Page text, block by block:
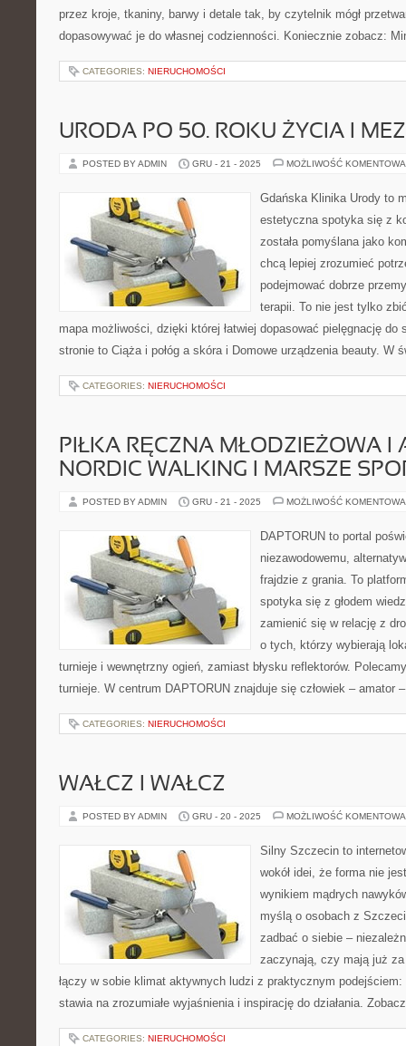
przez kroje, tkaniny, barwy i detale tak, by czytelnik mógł
dopasowywać je do własnej codzienności. Koniecznie zobacz:
CATEGORIES: NIERUCHOMOŚCI
URODA PO 50. ROKU ŻYCIA I
POSTED BY ADMIN GRU - 21 - 2025 MOŻLIWOŚĆ
Gdańska Klinika Urody to
estetyczna spotyka się z
została pomyślana jako
chcą lepiej zrozumieć
podejmować dobrze
terapii. To nie jest tylko
mapa możliwości, dzięki której łatwiej dopasować pielęgnację
stronie to Ciąża i połóg a skóra i Domowe urządzenia beauty.
CATEGORIES: NIERUCHOMOŚCI
PIŁKA RĘCZNA MŁODZIEŻOWA I
NORDIC WALKING I MARSZE
POSTED BY ADMIN GRU - 21 - 2025 MOŻLIWOŚĆ
DAPTORUN to portal
niezawodowemu,
frajdzie z grania. To
spotyka się z głodem
zamienić się w relację z
o tych, którzy wybierają
turnieje i wewnętrzny ogień, zamiast błysku reflektorów.
turnieje. W centrum DAPTORUN znajduje się człowiek –
CATEGORIES: NIERUCHOMOŚCI
WAŁCZ I WAŁCZ
POSTED BY ADMIN GRU - 20 - 2025 MOŻLIWOŚĆ
Silny Szczecin to
wokół idei, że forma nie
wynikiem mądrych
myślą o osobach z
zadbać o siebie –
zaczynają, czy mają już
łączy w sobie klimat aktywnych ludzi z praktycznym podejściem:
stawia na zrozumiałe wyjaśnienia i inspirację do działania.
CATEGORIES: NIERUCHOMOŚCI